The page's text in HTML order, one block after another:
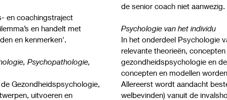
en coachingstraject
en handelt met
en kenmerken'.
Psychopathologie,
Gezondheidspsychologie,
uitvoeren en
de senior coach niet
Psychologie van het individu
In het onderdeel Psychologie
relevante theorieën,
gezondheidspsychologie en
concepten en modellen
Allereerst wordt aandacht
welbevinden) vanuit de